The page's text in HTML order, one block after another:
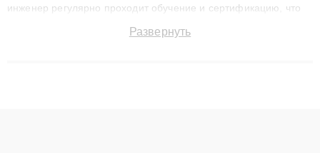
инженер регулярно проходит обучение и сертификацию, что
восстанавливать технику с сохранением гарантии до 3 лет.
Развернуть